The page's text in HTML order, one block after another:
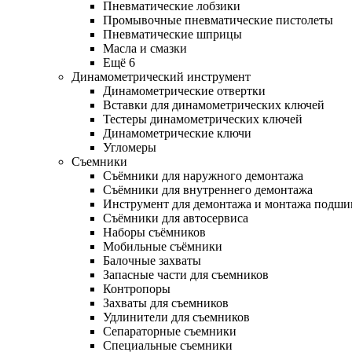
Пневматические лобзики
Промывочные пневматические пистолеты
Пневматические шприцы
Масла и смазки
Ещё 6
Динамометрический инструмент
Динамометрические отвертки
Вставки для динамометрических ключей
Тестеры динамометрических ключей
Динамометрические ключи
Угломеры
Съемники
Съёмники для наружного демонтажа
Съёмники для внутреннего демонтажа
Инструмент для демонтажа и монтажа
Съёмники для автосервиса
Наборы съёмников
Мобильные съёмники
Балочные захваты
Запасные части для съемников
Контропоры
Захваты для съемников
Удлинители для съемников
Сепараторные съемники
Специальные съемники